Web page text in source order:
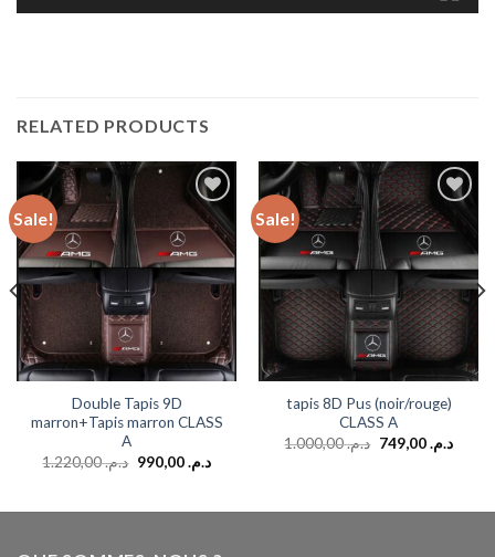
RELATED PRODUCTS
Sale!
Add to
wishlist
Double Tapis 9D
marron+Tapis marron CLASS
A
د.م.1.220,00 د.م.990,00
Sale!
Add to
wishlist
tapis 8D Pus (noir/rouge)
CLASS A
د.م.1.000,00 د.م.749,00